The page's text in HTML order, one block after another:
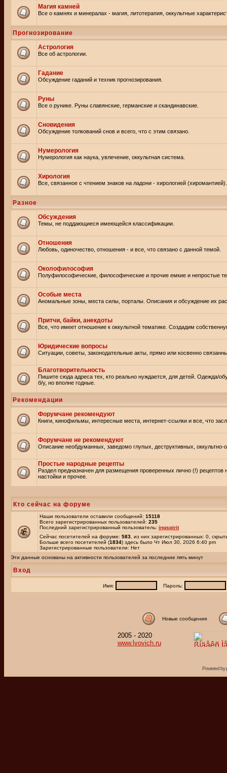
Магия камней
Все о камнях и минералах - магия, литотерапия, оккультные
Прогнозирование
Астрология
Все об астрологии.
Гадание
Обсуждение гаданий и техник прогнозирования.
Руны
Все о рунике. Руны славянские, германские и скандинавские.
Сновидения
Обсуждение толкований снов и всего, что с этим связано.
Нумерология
Нумерология как наука, увлечение, оккультная система.
Хирология
Все, связанное с чтением знаков на ладони - хирологией (хиромантией).
Разное
Обсуждения
Темы, не поддающиеся имеющейся классификации.
Отношения
Любовь, одиночество, отношения - и все, что связано с данной темой.
Околофилософия
Полуфилософические, философические и прочие емкие и непростые
Особые места
Аномальные зоны, места силы, порталы. Описания и обсуждение их
Притчи, байки, анекдоты
Все, что имеет отношение к оккультной тематике. Создадим
Юридические вопросы
Ситуации, советы, законодательные акты, прямо или косвенно
Благотворительность
Пишите сюда адреса тех, кто реально нуждается, для детей. Одежда/
б/у, но вполне годные.
Рекомендации
Форумчане рекомендуют
Книги, кинофильмы, интересные места, интернет-ссылки и все, что
Форумчане не рекомендуют
Описание необдуманных, заведомо глупых, деструктивных, оккультно-
Простые народные рецепты
Раздел предназначен для размещения проверенных лично (!)
настойки и прочее.
Кто сейчас на форуме
Наши пользователи оставили сообщений: 15118
Всего зарегистрированных пользователей: 235
Последний зарегистрированный пользователь: ingspirit
Сейчас посетителей на форуме: 583 , из них зарегистрированных: 0,
Больше всего посетителей (1834) здесь было Чт Июл 30, 2026 6:40 pm
Зарегистрированные пользователи: Нет
Эти данные основаны на активности пользователей за последние пять минут
Вход
Имя: Пароль:
Новые сообщения
2005 - 2020
www.lvovich.ru
Powered by